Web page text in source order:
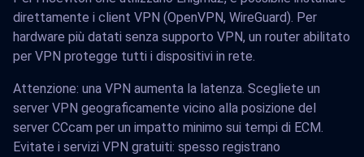
direttamente i client VPN (OpenVPN, WireGuard). Per
hardware più datati senza supporto VPN, un router abilitato
per VPN protegge tutti i dispositivi in rete.
Attenzione: una VPN aumenta la latenza. Scegliete un
server VPN geograficamente vicino alla posizione del
server CCcam per un impatto minimo sui tempi di ECM.
Evitate i servizi VPN gratuiti: spesso registrano